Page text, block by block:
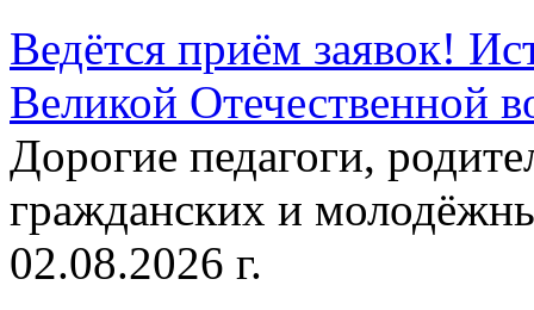
Ведётся приём заявок!
Великой Отечественной
Дорогие педагоги,
гражданских и
02.08.2026 г.